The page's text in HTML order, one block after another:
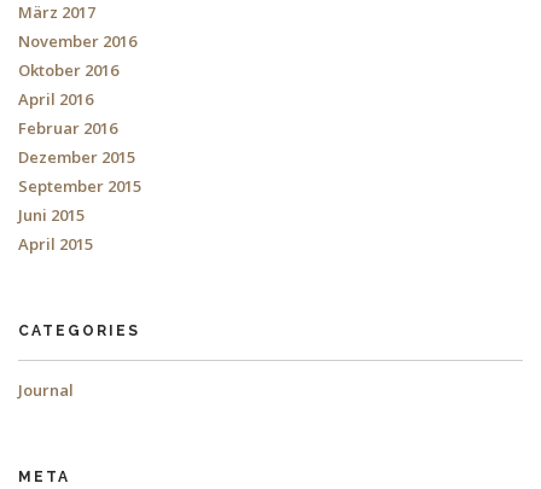
März 2017
November 2016
Oktober 2016
April 2016
Februar 2016
Dezember 2015
September 2015
Juni 2015
April 2015
CATEGORIES
Journal
META